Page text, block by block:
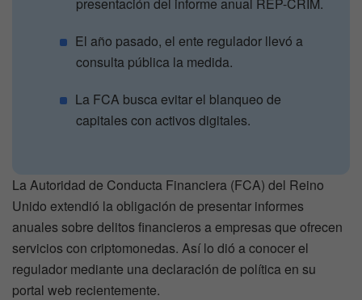
El año pasado, el ente regulador llevó a
consulta pública la medida.
La FCA busca evitar el blanqueo de
capitales con activos digitales.
La Autoridad de Conducta Financiera (FCA) del Reino
Unido extendió la obligación de presentar informes
anuales sobre delitos financieros a empresas que ofrecen
servicios con criptomonedas. Así lo dió a conocer el
regulador mediante una declaración de política en su
portal web recientemente.